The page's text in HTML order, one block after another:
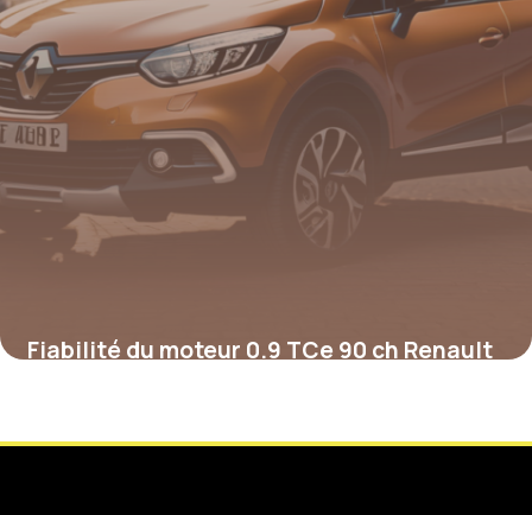
Fiabilité du moteur 0.9 TCe 90 ch Renault